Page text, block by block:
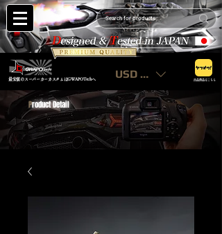
最安値のスーパーカーカスタムはGWAPOTechへ USD ($) 出品商品はこちら
Product Detail